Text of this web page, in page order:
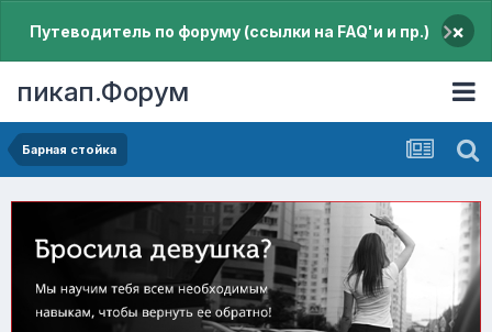
Путеводитель по форуму (ссылки на FAQ'и и пр.) ×
пикап.Форум
Барная стойка